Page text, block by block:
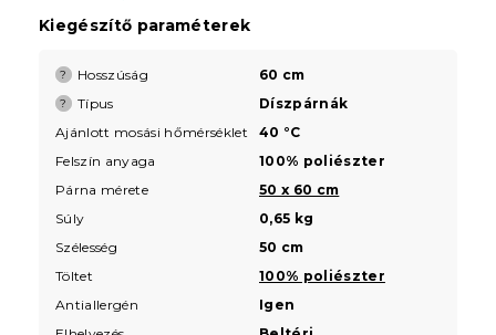
Kiegészítő paraméterek
? Hosszúság 60 cm
? Típus
Díszpárnák
Ajánlott mosási hőmérséklet
40 °C
Felszín anyaga
100% poliészter
Párna mérete
50 x 60 cm
Súly
0,65 kg
Szélesség
50 cm
Töltet
100% poliészter
Antiallergén
Igen